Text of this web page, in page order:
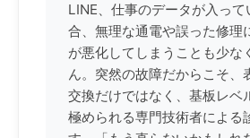
LINE、仕事のデータが入っ
合、無理な通電や誤った修理
が悪化してしまうことも少な
ん。突然の故障だからこそ、
交換だけではなく、基板レベ
極められる専門技術者による